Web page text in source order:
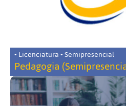
• Licenciatura • Semipresencial
Pedagogia